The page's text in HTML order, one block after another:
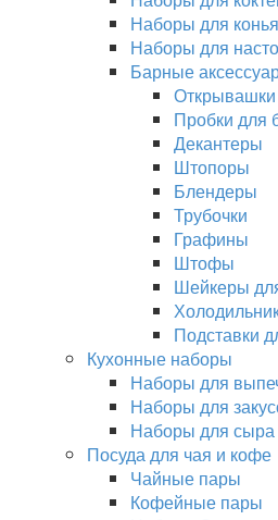
Наборы для
Наборы для
Барные
Открывашки
Пробки для
Декантеры
Штопоры
Блендеры
Трубочки
Графины
Штофы
Шейкеры
Подставки
Кухонные наборы
Наборы для
Наборы для
Наборы для сыра
Посуда для чая и кофе
Чайные пары
Кофейные пары